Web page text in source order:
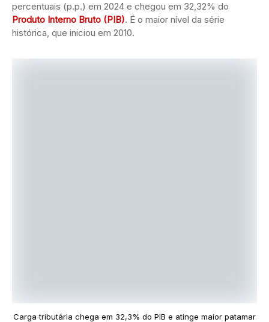
percentuais (p.p.) em 2024 e chegou em 32,32% do
Produto Interno Bruto (PIB). É o maior nível da série
histórica, que iniciou em 2010.
Carga tributária chega em 32,3% do PIB e atinge maior patamar